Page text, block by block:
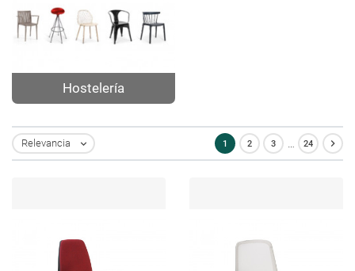
Hostelería
Relevancia  1 2 3 24 